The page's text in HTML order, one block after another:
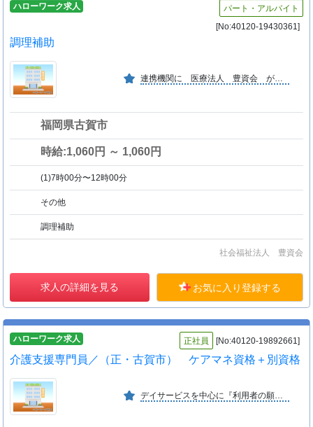
ハローワーク求人
パート・アルバイト
[No:40120-19430361]
調理補助
連携機関に 医療法人 豊資会 があります。
福岡県古賀市
時給:1,060円 ～ 1,060円
(1)7時00分〜12時00分
その他
調理補助
社会福祉法人 豊資会
求人の詳細を見る お気に入り登録する
ハローワーク求人 正社員 [No:40120-19892661]
介護支援専門員／（正・古賀市） ケアマネ資格＋別資格
デイサービスを中心に『利用者の願いを叶える』を大切にする介護を提供してきました。『利用者を幸せに、社員も幸せに』を働きやすい職場環境を調えることで実現します。